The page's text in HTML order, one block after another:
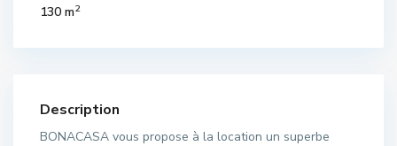
130 m2
Description
BONACASA vous propose à la location un superbe